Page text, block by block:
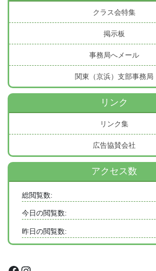
クラス会特集
掲示板
事務局へメール
関東（京浜）支部事務局
リンク
リンク集
広告協賛会社
アクセス数
総閲覧数:
今日の閲覧数:
昨日の閲覧数: